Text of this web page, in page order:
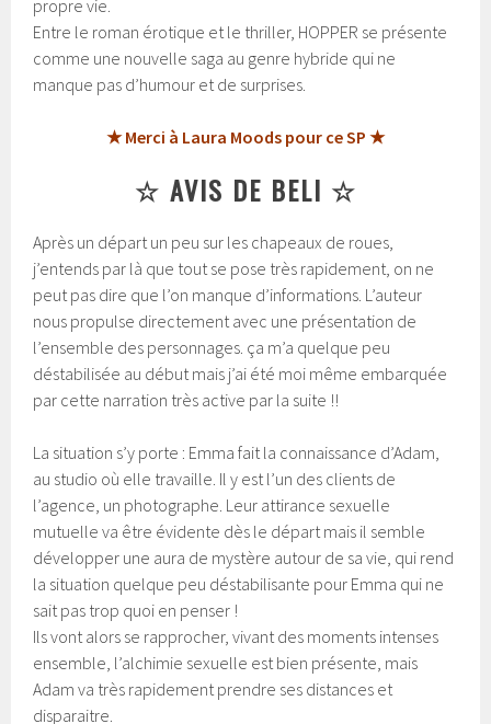
propre vie.
Entre le roman érotique et le thriller, HOPPER se présente
comme une nouvelle saga au genre hybride qui ne
manque pas d’humour et de surprises.
★ Merci à Laura Moods pour ce SP ★
☆ AVIS DE BELI ☆
Après un départ un peu sur les chapeaux de roues,
j’entends par là que tout se pose très rapidement, on ne
peut pas dire que l’on manque d’informations. L’auteur
nous propulse directement avec une présentation de
l’ensemble des personnages. ça m’a quelque peu
déstabilisée au début mais j’ai été moi même embarquée
par cette narration très active par la suite !!
La situation s’y porte : Emma fait la connaissance d’Adam,
au studio où elle travaille. Il y est l’un des clients de
l’agence, un photographe. Leur attirance sexuelle
mutuelle va être évidente dès le départ mais il semble
développer une aura de mystère autour de sa vie, qui rend
la situation quelque peu déstabilisante pour Emma qui ne
sait pas trop quoi en penser !
Ils vont alors se rapprocher, vivant des moments intenses
ensemble, l’alchimie sexuelle est bien présente, mais
Adam va très rapidement prendre ses distances et
disparaitre.